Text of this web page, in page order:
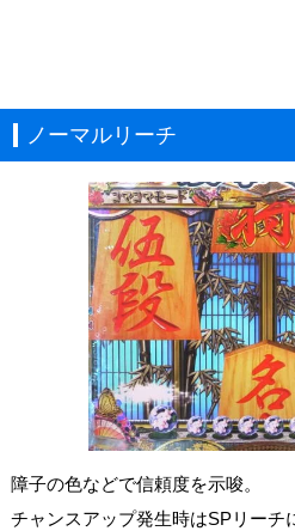
ノーマルリーチ
障子の色などで信頼度を示唆。
チャンスアップ発生時はSPリーチ